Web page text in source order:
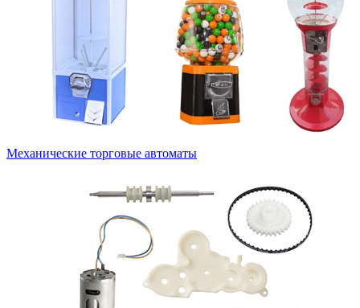
Механические торговые автоматы